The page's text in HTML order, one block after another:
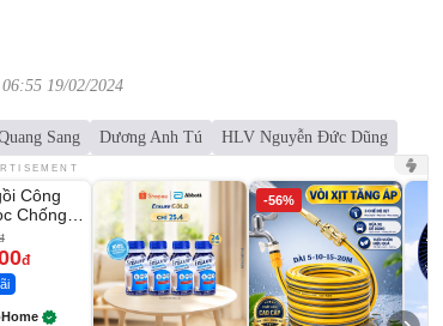
06:55 19/02/2024
Sang Dương Anh Tú HLV Nguyễn Đức Dũng
Công
Chống
đ
-56%